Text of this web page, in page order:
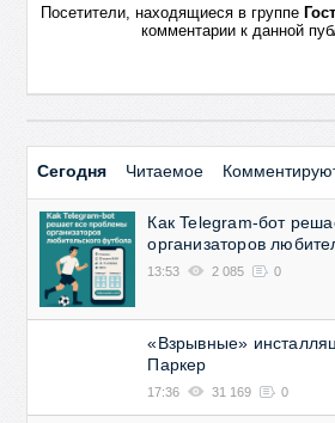
Посетители, находящиеся в группе
комментарии к данной
Сегодня Читаемое
Как Telegram-бот
организаторов
13:53 2 085 0
«Взрывные»
Паркер
17:36 31 169 0